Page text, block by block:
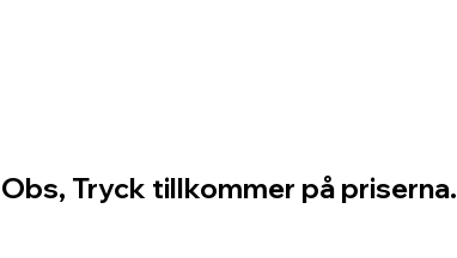
Obs, Tryck tillkommer på priserna.